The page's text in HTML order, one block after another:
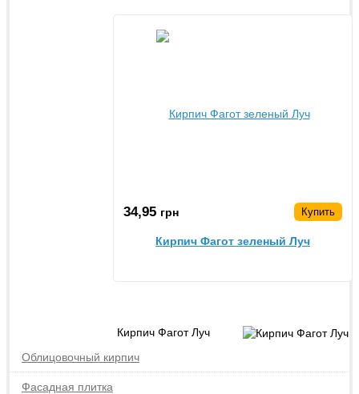
34,95 грн Купить
Кирпич Фагот зеленый Луч
Кирпич Фагот Луч
Облицовочный кирпич
Фасадная плитка